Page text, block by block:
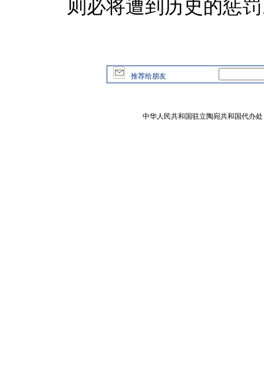
则必将遭到历史的惩
推荐给朋友
中华人民共和国驻立陶宛共和国代办处